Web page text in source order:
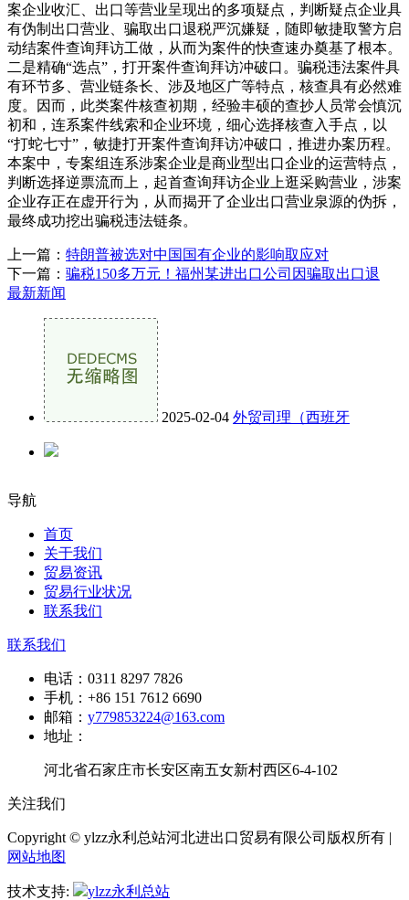
案企业收汇、出口等营业呈现出的多项疑点，判断疑点企业具
有伪制出口营业、骗取出口退税严沉嫌疑，随即敏捷取警方启
动结案件查询拜访工做，从而为案件的快查速办奠基了根本。
二是精确“选点”，打开案件查询拜访冲破口。骗税违法案件具
有环节多、营业链条长、涉及地区广等特点，核查具有必然难
度。因而，此类案件核查初期，经验丰硕的查抄人员常会慎沉
初和，连系案件线索和企业环境，细心选择核查入手点，以
“打蛇七寸”，敏捷打开案件查询拜访冲破口，推进办案历程。
本案中，专案组连系涉案企业是商业型出口企业的运营特点，
判断选择逆票流而上，起首查询拜访企业上逛采购营业，涉案
企业存正在虚开行为，从而揭开了企业出口营业泉源的伪拆，
最终成功挖出骗税违法链条。
上一篇： 特朗普被选对中国国有企业的影响取应对
下一篇： 骗税150多万元！福州某进出口公司因骗取出口退
最新新闻
2025-02-04 外贸司理（西班牙
导航
首页
关于我们
贸易资讯
贸易行业状况
联系我们
联系我们
电话： 0311 8297 7826
手机： +86 151 7612 6690
邮箱： y779853224@163.com
地址：
河北省石家庄市长安区南五女新村西区6-4-102
关注我们
Copyright © ylzz永利总站河北进出口贸易有限公司版权所有 |
网站地图
技术支持: ylzz永利总站